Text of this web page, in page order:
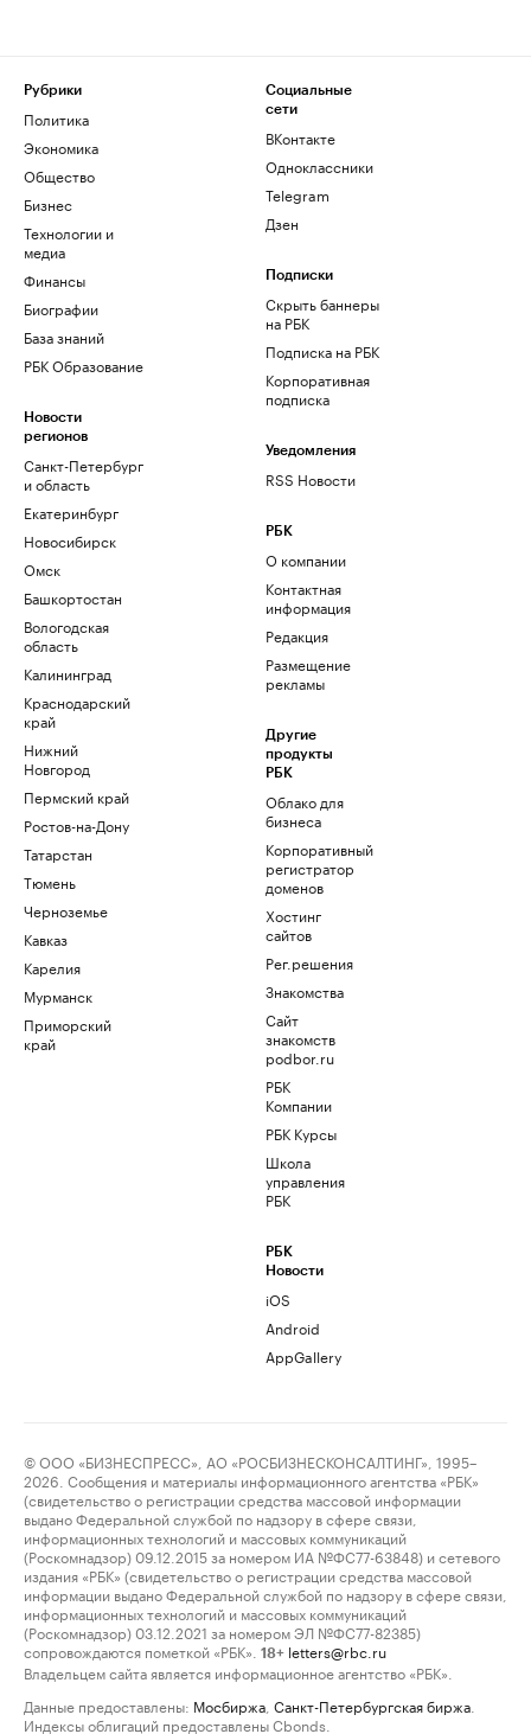
Рубрики
Политика
Экономика
Общество
Бизнес
Технологии и
медиа
Финансы
Биографии
База знаний
РБК Образование
Новости
регионов
Санкт-Петербург
и область
Екатеринбург
Новосибирск
Омск
Башкортостан
Вологодская
область
Калининград
Краснодарский
край
Нижний
Новгород
Пермский край
Ростов-на-Дону
Татарстан
Тюмень
Черноземье
Кавказ
Карелия
Мурманск
Приморский
край
Социальные
сети
ВКонтакте
Одноклассники
Telegram
Дзен
Подписки
Скрыть баннеры
на РБК
Подписка на РБК
Корпоративная
подписка
Уведомления
RSS Новости
РБК
О компании
Контактная
информация
Редакция
Размещение
рекламы
Другие
продукты
РБК
Облако для
бизнеса
Корпоративный
регистратор
доменов
Хостинг
сайтов
Рег.решения
Знакомства
Сайт
знакомств
podbor.ru
РБК
Компании
РБК Курсы
Школа
управления
РБК
РБК
Новости
iOS
Android
AppGallery
© ООО «БИЗНЕСПРЕСС», АО «РОСБИЗНЕСКОНСАЛТИНГ», 1995–
2026. Сообщения и материалы информационного агентства «РБК»
(свидетельство о регистрации средства массовой информации
выдано Федеральной службой по надзору в сфере связи,
информационных технологий и массовых коммуникаций
(Роскомнадзор) 09.12.2015 за номером ИА №ФС77-63848) и сетевого
издания «РБК» (свидетельство о регистрации средства массовой
информации выдано Федеральной службой по надзору в сфере связи,
информационных технологий и массовых коммуникаций
(Роскомнадзор) 03.12.2021 за номером ЭЛ №ФС77-82385)
сопровождаются пометкой «РБК».
18+ letters@rbc.ru
Владельцем сайта является информационное агентство «РБК».
Данные предоставлены: Мосбиржа Санкт-Петербургская биржа
Индексы облигаций предоставлены Cbonds.